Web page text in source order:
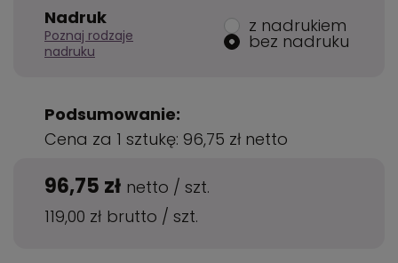
Nadruk
Poznaj rodzaje
nadruku
z nadrukiem
bez nadruku
Podsumowanie:
Cena za 1 sztukę: 96,75 zł netto
96,75 zł netto / szt.
119,00 zł brutto / szt.